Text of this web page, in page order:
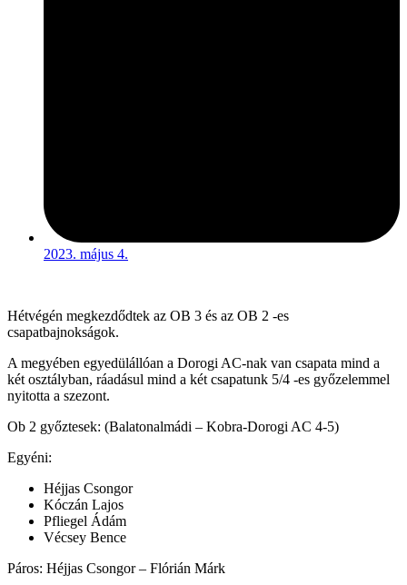
2023. május 4.
Hétvégén megkezdődtek az OB 3 és az OB 2 -es
csapatbajnokságok.
A megyében egyedülállóan a Dorogi AC-nak van csapata mind a
két osztályban, ráadásul mind a két csapatunk 5/4 -es győzelemmel
nyitotta a szezont.
Ob 2 győztesek: (Balatonalmádi – Kobra-Dorogi AC 4-5)
Egyéni:
Héjjas Csongor
Kóczán Lajos
Pfliegel Ádám
Vécsey Bence
Páros: Héjjas Csongor – Flórián Márk